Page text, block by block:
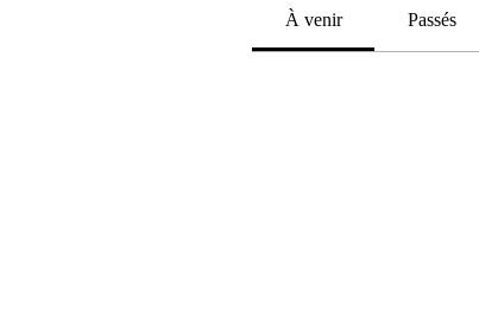
À venir Passés